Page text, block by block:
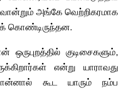
அங்கே வெற்றிகரமாக
கொண்டிருந்தன.
குடிசைகளும்,
என்று யாராவது
கூட யாரும் நம்ப